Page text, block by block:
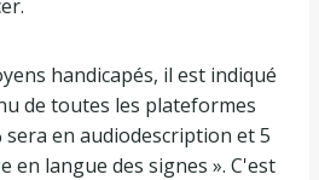
handicapés, il est indiqué
de toutes les plateformes
en audiodescription et 5
en langue des signes ». C'est